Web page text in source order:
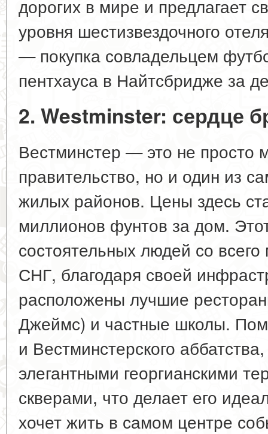
дорогих в мире и предлагает
уровня шестизвездочного
— покупка совладельцем
пентхауса в Найтсбридже за
2. Westminster: сердце
Вестминстер — это не просто
правительство, но и один из
жилых районов. Цены здесь
миллионов фунтов за дом.
состоятельных людей со
СНГ, благодаря своей
расположены лучшие
Джеймс) и частные школы.
и Вестминстерского
элегантными георгианскими
скверами, что делает его
хочет жить в самом центре